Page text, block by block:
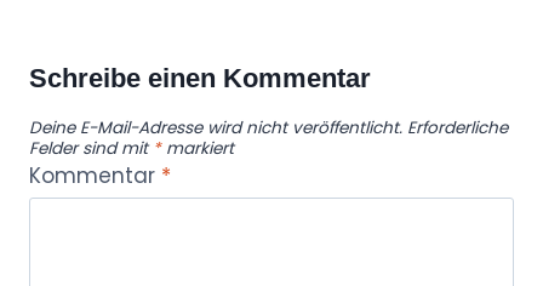
Schreibe einen Kommentar
Deine E-Mail-Adresse wird nicht veröffentlicht. Erforderliche
Felder sind mit *markiert
Kommentar *